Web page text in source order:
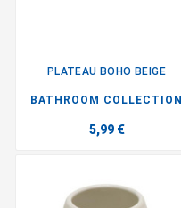
PLATEAU BOHO BEIGE
BATHROOM COLLECTION
5,99 €